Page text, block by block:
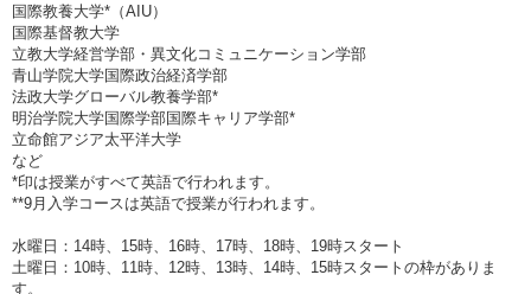
国際教養大学*（AIU）
国際基督教大学
立教大学経営学部・異文化コミュニケーション学部
青山学院大学国際政治経済学部
法政大学グローバル教養学部*
明治学院大学国際学部国際キャリア学部*
立命館アジア太平洋大学
など
*印は授業がすべて英語で行われます。
**9月入学コースは英語で授業が行われます。
水曜日：14時、15時、16時、17時、18時、19時スタート
土曜日：10時、11時、12時、13時、14時、15時スタートの枠がありま
す。